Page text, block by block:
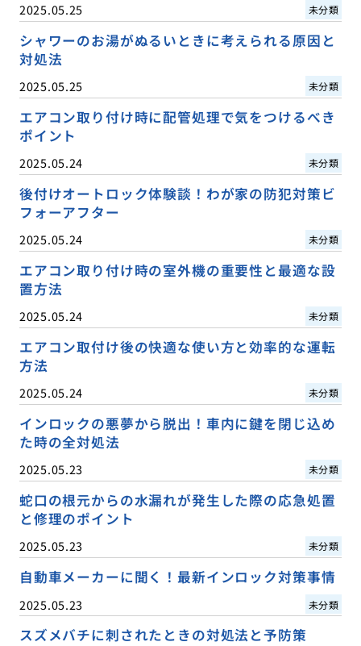
2025.05.25 未分類
シャワーのお湯がぬるいときに考えられる原因と
対処法
2025.05.25 未分類
エアコン取り付け時に配管処理で気をつけるべき
ポイント
2025.05.24 未分類
後付けオートロック体験談！わが家の防犯対策ビ
フォーアフター
2025.05.24 未分類
エアコン取り付け時の室外機の重要性と最適な設
置方法
2025.05.24 未分類
エアコン取付け後の快適な使い方と効率的な運転
方法
2025.05.24 未分類
インロックの悪夢から脱出！車内に鍵を閉じ込め
た時の全対処法
2025.05.23 未分類
蛇口の根元からの水漏れが発生した際の応急処置
と修理のポイント
2025.05.23 未分類
自動車メーカーに聞く！最新インロック対策事情
2025.05.23 未分類
スズメバチに刺されたときの対処法と予防策